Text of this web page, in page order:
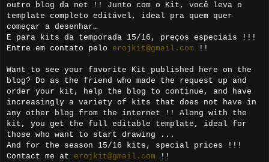
outro blog da net !! Junto com o Kit, você leva o
template completo editável, ideal pra quem quer
começar a desenhar…
E para kits da temporada 15/16, preços especiais !!!
Entre em contato pelo erojkit@gmail.com !!
Want to see your favorite Kit published here on the
blog? Do as the friend who made the request up and
order your kit, help the blog to continue, and have
increasingly a variety of kits that does not have in
any other blog from the internet !! Along with the
kit, you get the full editable template, ideal for
those who want to start drawing ...
And for the season 15/16 kits, special prices !!!
Contact me at erojkit@gmail.com !!